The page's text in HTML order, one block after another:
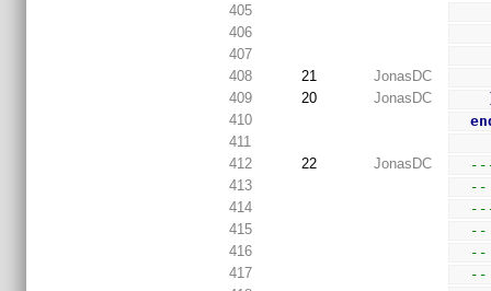
405
406
407
408
21
JonasDC
409
20 JonasDC
410
411
412
22 JonasDC
413
--
414
415
--
416
--
417